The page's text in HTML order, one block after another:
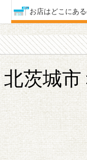
お店はどこにあ
茨城市